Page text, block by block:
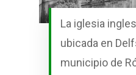
La iglesia
ubicada en
municipio de